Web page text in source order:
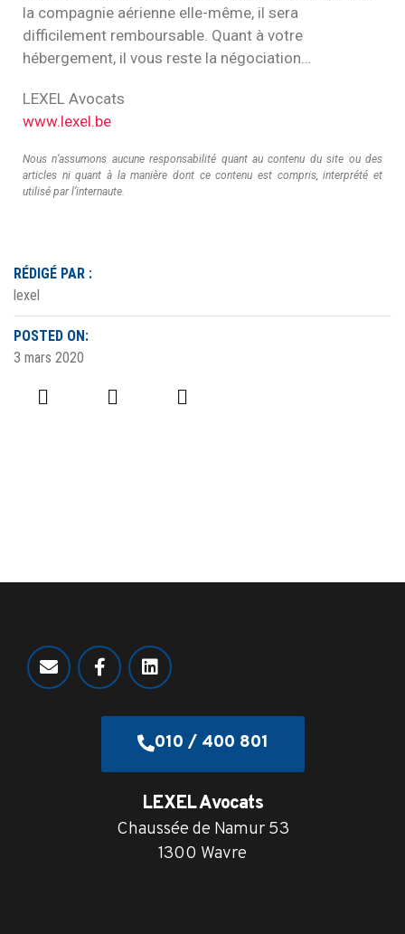
la compagnie aérienne elle-même, il sera
difficilement remboursable. Quant à votre
hébergement, il vous reste la négociation…
LEXEL Avocats
www.lexel.be
Nous n’assumons aucune responsabilité quant au contenu du site ou des
articles ni quant à la manière dont ce contenu est compris, interprété et
utilisé par l’internaute.
RÉDIGÉ PAR :
lexel
POSTED ON:
3 mars 2020
010 / 400 801
LEXEL Avocats
Chaussée de Namur 53
1300 Wavre